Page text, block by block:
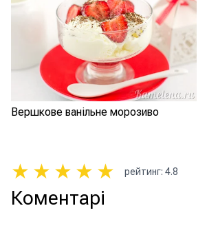
Вершкове ванільне морозиво
★ ★ ★ ★ ★ рейтинг: 4.8
Коментарі